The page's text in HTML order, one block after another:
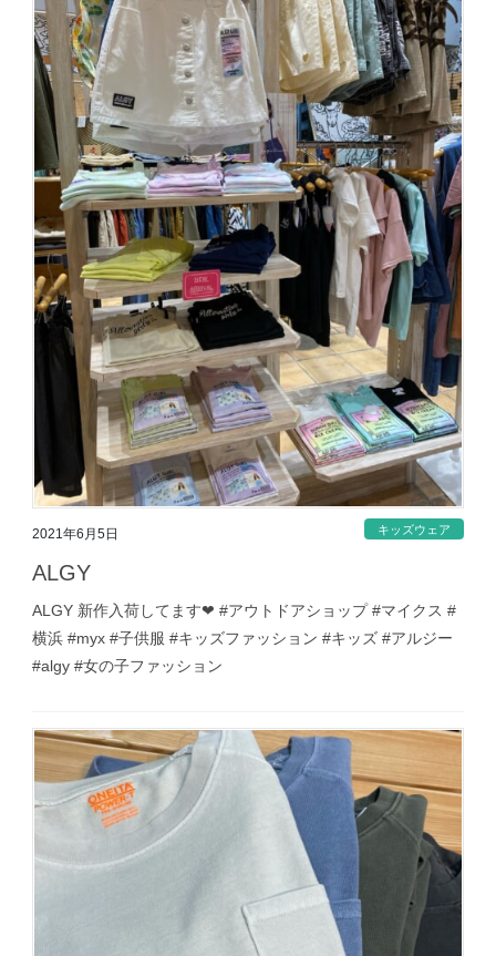
2021年6月5日 キッズウェア
ALGY
ALGY 新作入荷してます❤︎ #アウトドアショップ #マイクス #
横浜 #myx #子供服 #キッズファッション #キッズ #アルジー
#algy #女の子ファッション